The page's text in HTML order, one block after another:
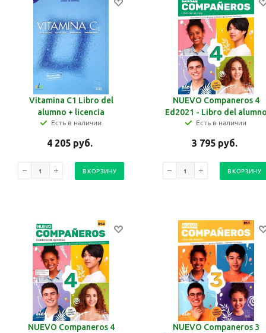
Vitamina C1 Libro del
alumno + licencia
Есть в наличии
4 205 руб.
В КОРЗИНУ
NUEVO Companeros 4
Ed2021 - Libro del
Есть в наличии
3 795 руб.
В КОРЗИНУ
NUEVO Companeros 4
NUEVO Companeros 3